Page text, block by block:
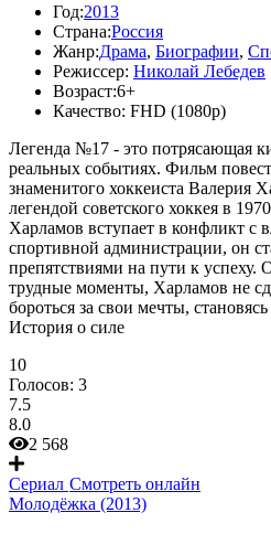
Год:2013
Страна:Россия
Жанр:Драма, Биографии,
Режиссер: Николай Лебедев
Возраст:6+
Качество: FHD (1080p)
Легенда №17 - это потрясающая
реальных событиях. Фильм
знаменитого хоккеиста Валерия
легендой советского хоккея в
Харламов вступает в конфликт с
спортивной администрации, он
препятствиями на пути к успеху.
трудные моменты, Харламов не
бороться за свои мечты,
История о силе
10
Голосов: 3
7.5
8.0
2 568
Сериал Смотреть онлайн
Молодёжка (2013)